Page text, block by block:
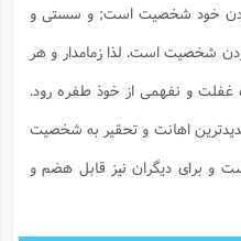
خود شخصیت است; و سستى و
شخصیت است. لذا زمامدار و هر
غفلت و نفهمى از خوذ طفره رود.
اهانت و تحقیر به شخصیت
و براى دیگران نیز قابل هضم و